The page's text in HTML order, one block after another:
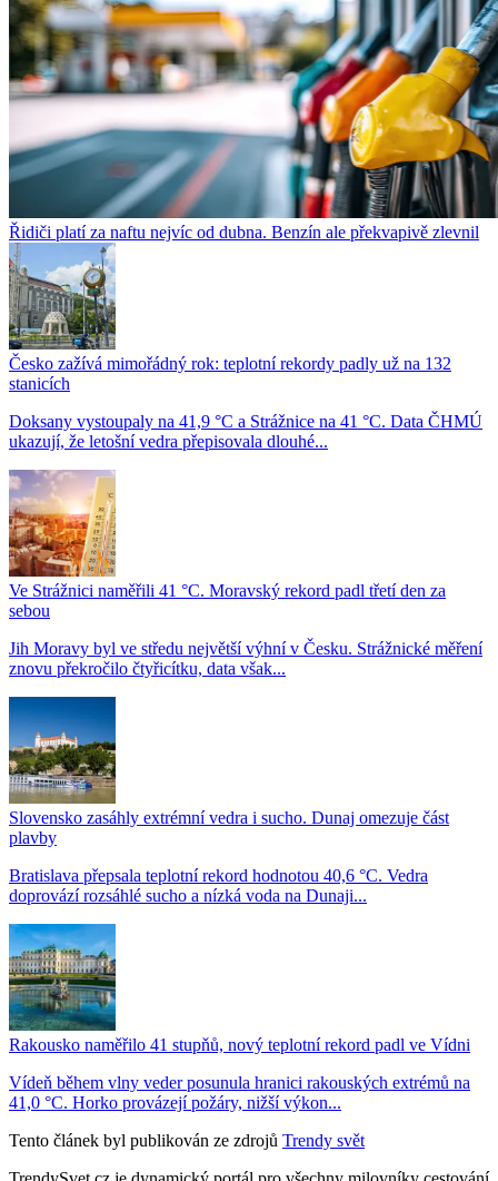
Řidiči platí za naftu nejvíc od dubna. Benzín ale překvapivě zlevnil
Česko zažívá mimořádný rok: teplotní rekordy padly už na 132
stanicích
Doksany vystoupaly na 41,9 °C a Strážnice na 41 °C. Data ČHMÚ
ukazují, že letošní vedra přepisovala dlouhé...
Ve Strážnici naměřili 41 °C. Moravský rekord padl třetí den za
sebou
Jih Moravy byl ve středu největší výhní v Česku. Strážnické měření
znovu překročilo čtyřicítku, data však...
Slovensko zasáhly extrémní vedra i sucho. Dunaj omezuje část
plavby
Bratislava přepsala teplotní rekord hodnotou 40,6 °C. Vedra
doprovází rozsáhlé sucho a nízká voda na Dunaji...
Rakousko naměřilo 41 stupňů, nový teplotní rekord padl ve Vídni
Vídeň během vlny veder posunula hranici rakouských extrémů na
41,0 °C. Horko provázejí požáry, nižší výkon...
Tento článek byl publikován ze zdrojů Trendy svět